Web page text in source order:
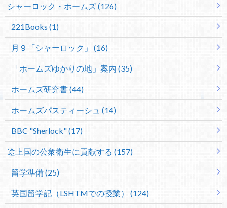
シャーロック・ホームズ (126)
221Books (1)
月９「シャーロック」 (16)
「ホームズゆかりの地」案内 (35)
ホームズ研究書 (44)
ホームズパスティーシュ (14)
BBC "Sherlock" (17)
途上国の公衆衛生に貢献する (157)
留学準備 (25)
英国留学記（LSHTMでの授業） (124)